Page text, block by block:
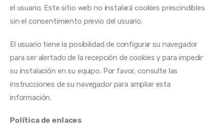
el usuario. Este sitio web no instalará cookies prescindibles
sin el consentimiento previo del usuario.
El usuario tiene la posibilidad de configurar su navegador
para ser alertado de la recepción de cookies y para impedir
su instalación en su equipo. Por favor, consulte las
instrucciones de su navegador para ampliar esta
información.
Política de enlaces